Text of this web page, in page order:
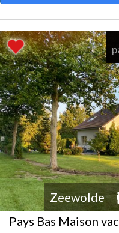
Zeewolde
Pays Bas Maison